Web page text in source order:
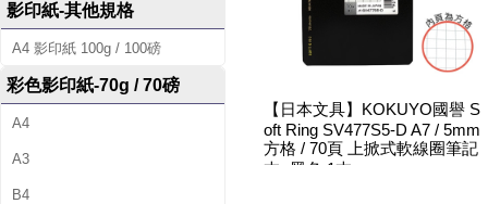
影印紙-其他規格
A4 影印紙 100g / 100磅
彩色影印紙-70g / 70磅
A4
A3
B4
【日本文具】KOKUYO國譽 S
oft Ring SV477S5-D A7 / 5mm
方格 / 70頁 上掀式軟線圈筆記
本 -黑色 1本